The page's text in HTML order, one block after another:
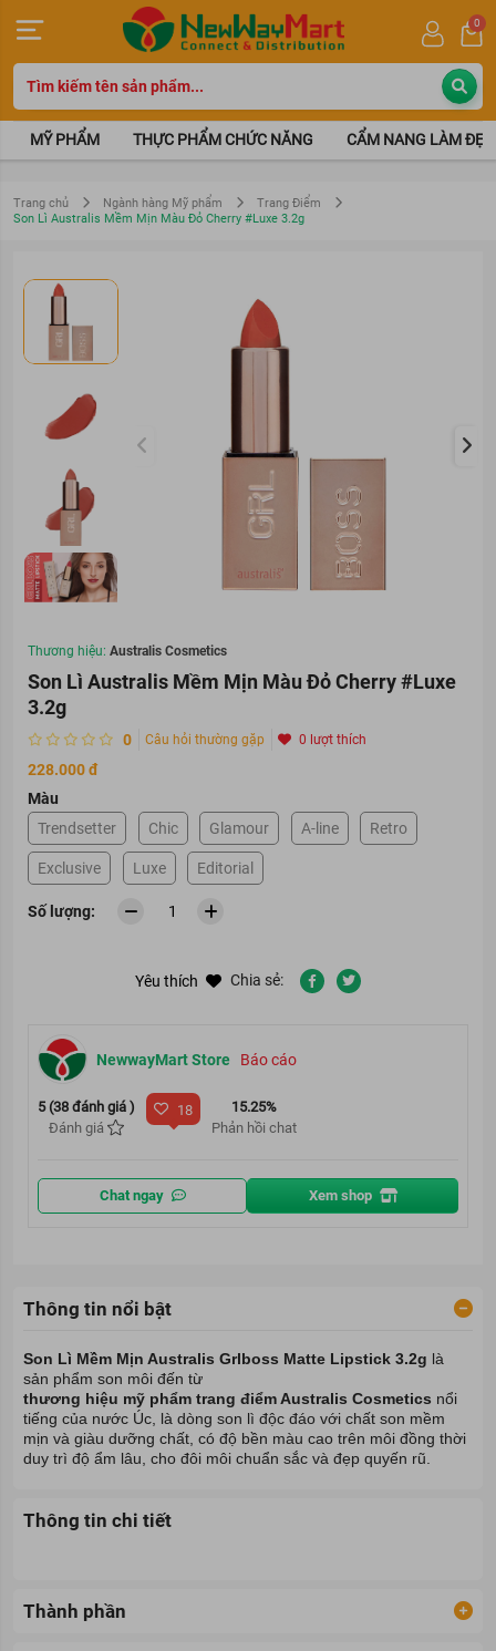
0
MỸ PHẨM THỰC PHẨM CHỨC NĂNG CẨM NANG LÀM ĐẸP
Trang chủ Ngành hàng Mỹ phẩm
Trang Điểm
Son Lì Australis Mềm Mịn Màu Đỏ Cherry #Luxe 3.2g
Thương hiệu: Australis Cosmetics
Son Lì Australis Mềm Mịn Màu Đỏ Cherry #Luxe
3.2g
0 Câu hỏi thường gặp 0 lượt thích
228.000 đ
Màu
Trendsetter
Chic Glamour A-line Retro
Exclusive Luxe Editorial
Số lượng:
NewwayMart Store Báo cáo
5 (38 đánh giá )
Đánh giá
18
15.25%
Phản hồi chat
Chat ngay Xem shop
Yêu thích Chia sẻ:
Thông tin nổi bật
Son Lì Mềm Mịn Australis Grlboss Matte Lipstick 3.2g là
sản phẩm son môi đến từ
thương hiệu mỹ phẩm trang điểm Australis Cosmetics nổi
tiếng của nước Úc, là dòng son lì độc đáo với chất son mềm
mịn và giàu dưỡng chất, có độ bền màu cao trên môi đồng thời
duy trì độ ẩm lâu, cho đôi môi chuẩn sắc và đẹp quyến rũ.
Thông tin chi tiết
Thành phần